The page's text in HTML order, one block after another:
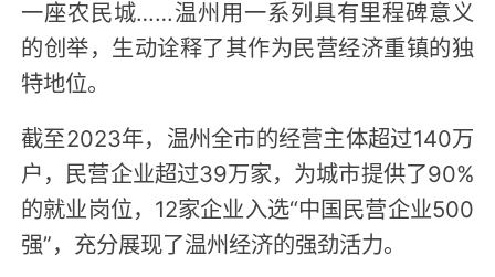
一座农民城……温州用一系列具有里程碑意义
的创举，生动诠释了其作为民营经济重镇的独
特地位。
截至2023年，温州全市的经营主体超过140万
户，民营企业超过39万家，为城市提供了90%
的就业岗位，12家企业入选“中国民营企业500
强”，充分展现了温州经济的强劲活力。